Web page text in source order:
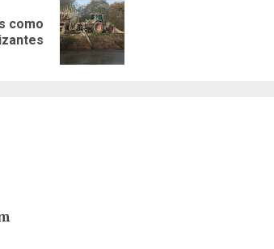
como